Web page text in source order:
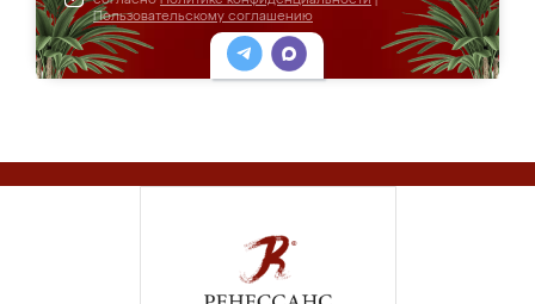
Пользовательскому соглашению